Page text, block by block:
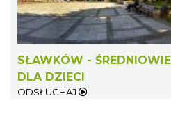
SŁAWKÓW -
DLA DZIECI
ODSŁUCHAJ